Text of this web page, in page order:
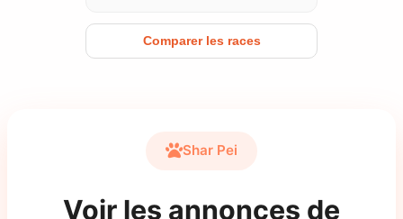
Comparer les races
Shar Pei
Voir les annonces de